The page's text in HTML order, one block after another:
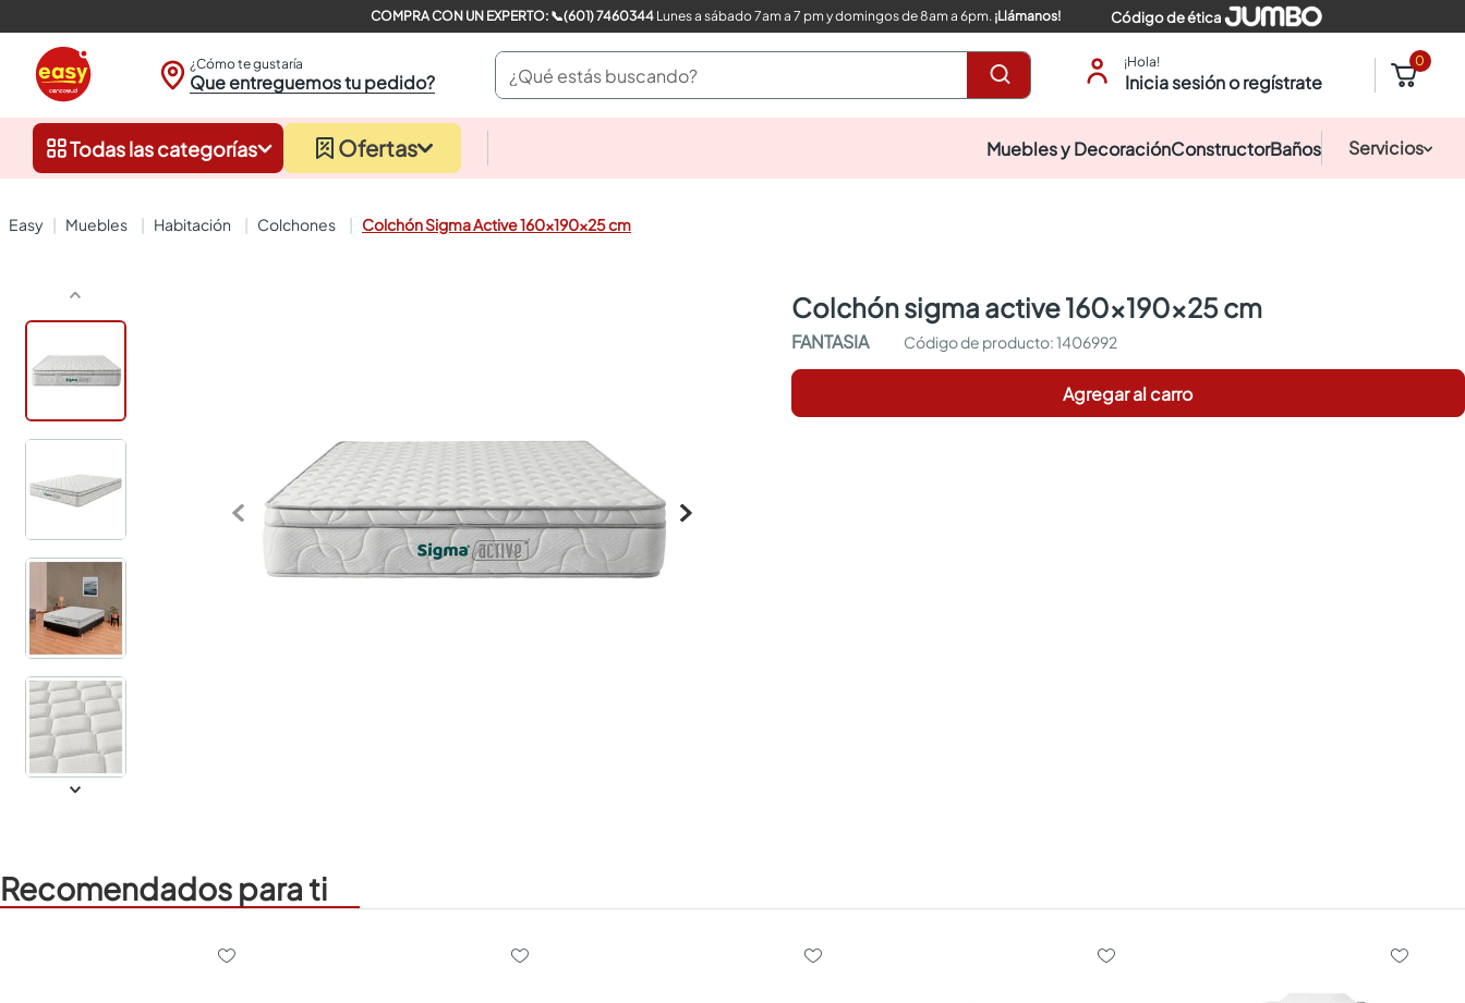
COMPRA CON UN EXPERTO: 📞(601) 7460344Lunes a sábado 7am a 7 pm y domingos de 8am a 6pm. ¡Llámanos! Código de ética
¿Cómo te gustaría
Que entreguemos tu pedido?
¿Qué estás buscando? ¡Hola!
Inicia sesión o regístrate
0
Todas las categorías Ofertas Muebles y DecoraciónConstructorBaños Servicios
muebles habitación colchones Colchón Sigma Active 160x190x25 cm
colchón sigma active 160x190x25 cm
FANTASIA :1406992
Agregar al carro
Recomendados para ti
closet
sanitarios